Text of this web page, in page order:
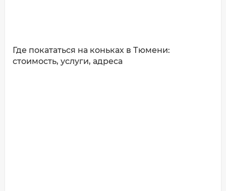
Где покататься на коньках в Тюмени:
стоимость, услуги, адреса